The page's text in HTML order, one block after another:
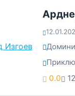
0.0
12